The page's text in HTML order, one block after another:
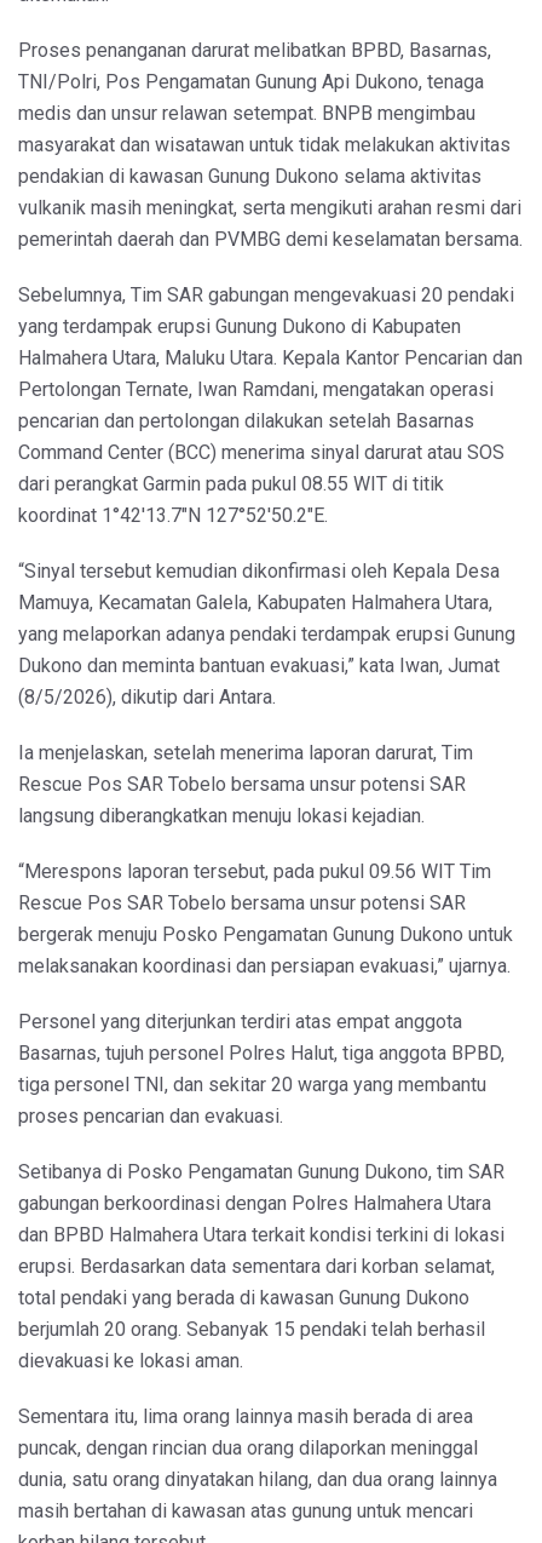
Proses penanganan darurat melibatkan BPBD, Basarnas,
TNI/Polri, Pos Pengamatan Gunung Api Dukono, tenaga
medis dan unsur relawan setempat. BNPB mengimbau
masyarakat dan wisatawan untuk tidak melakukan aktivitas
pendakian di kawasan Gunung Dukono selama aktivitas
vulkanik masih meningkat, serta mengikuti arahan resmi dari
pemerintah daerah dan PVMBG demi keselamatan bersama.
Sebelumnya, Tim SAR gabungan mengevakuasi 20 pendaki
yang terdampak erupsi Gunung Dukono di Kabupaten
Halmahera Utara, Maluku Utara. Kepala Kantor Pencarian dan
Pertolongan Ternate, Iwan Ramdani, mengatakan operasi
pencarian dan pertolongan dilakukan setelah Basarnas
Command Center (BCC) menerima sinyal darurat atau SOS
dari perangkat Garmin pada pukul 08.55 WIT di titik
koordinat 1°42'13.7"N 127°52'50.2"E.
“Sinyal tersebut kemudian dikonfirmasi oleh Kepala Desa
Mamuya, Kecamatan Galela, Kabupaten Halmahera Utara,
yang melaporkan adanya pendaki terdampak erupsi Gunung
Dukono dan meminta bantuan evakuasi,” kata Iwan, Jumat
(8/5/2026), dikutip dari Antara.
Ia menjelaskan, setelah menerima laporan darurat, Tim
Rescue Pos SAR Tobelo bersama unsur potensi SAR
langsung diberangkatkan menuju lokasi kejadian.
“Merespons laporan tersebut, pada pukul 09.56 WIT Tim
Rescue Pos SAR Tobelo bersama unsur potensi SAR
bergerak menuju Posko Pengamatan Gunung Dukono untuk
melaksanakan koordinasi dan persiapan evakuasi,” ujarnya.
Personel yang diterjunkan terdiri atas empat anggota
Basarnas, tujuh personel Polres Halut, tiga anggota BPBD,
tiga personel TNI, dan sekitar 20 warga yang membantu
proses pencarian dan evakuasi.
Setibanya di Posko Pengamatan Gunung Dukono, tim SAR
gabungan berkoordinasi dengan Polres Halmahera Utara
dan BPBD Halmahera Utara terkait kondisi terkini di lokasi
erupsi. Berdasarkan data sementara dari korban selamat,
total pendaki yang berada di kawasan Gunung Dukono
berjumlah 20 orang. Sebanyak 15 pendaki telah berhasil
dievakuasi ke lokasi aman.
Sementara itu, lima orang lainnya masih berada di area
puncak, dengan rincian dua orang dilaporkan meninggal
dunia, satu orang dinyatakan hilang, dan dua orang lainnya
masih bertahan di kawasan atas gunung untuk mencari